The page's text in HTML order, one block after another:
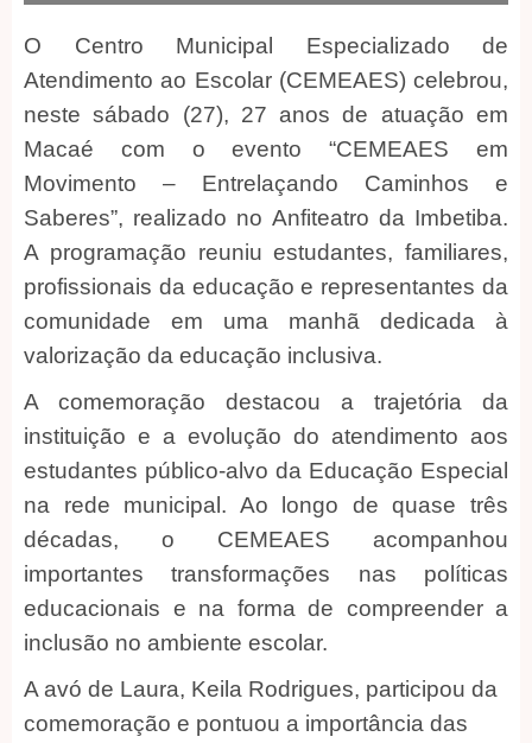
O Centro Municipal Especializado de
Atendimento ao Escolar (CEMEAES) celebrou,
neste sábado (27), 27 anos de atuação em
Macaé com o evento “CEMEAES em
Movimento – Entrelaçando Caminhos e
Saberes”, realizado no Anfiteatro da Imbetiba.
A programação reuniu estudantes, familiares,
profissionais da educação e representantes da
comunidade em uma manhã dedicada à
valorização da educação inclusiva.
A comemoração destacou a trajetória da
instituição e a evolução do atendimento aos
estudantes público-alvo da Educação Especial
na rede municipal. Ao longo de quase três
décadas, o CEMEAES acompanhou
importantes transformações nas políticas
educacionais e na forma de compreender a
inclusão no ambiente escolar.
A avó de Laura, Keila Rodrigues, participou da
comemoração e pontuou a importância das